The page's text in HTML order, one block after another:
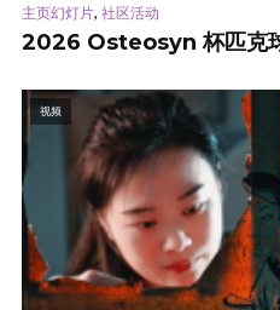
主页幻灯片, 社区活动
2026 Osteosyn 杯匹克
视频